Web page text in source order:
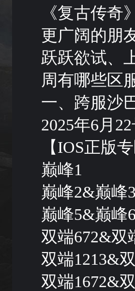
《复古传
更广阔的朋
跃跃欲试、
周有哪些区
一、跨服沙
2025年6月
【IOS正版
巅峰1
巅峰2&巅峰
巅峰5&巅峰
双端672&双
双端1213&
双端1672&